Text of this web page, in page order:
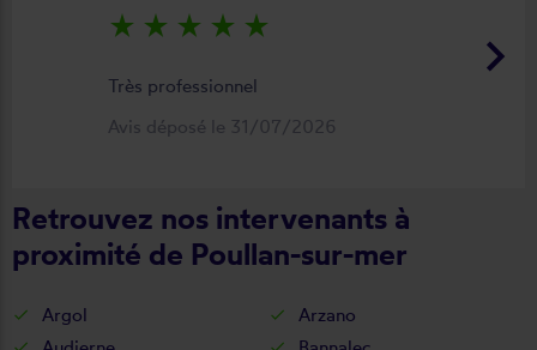
keyboard_arrow_right
star_rate star_rate star_rate star_rate star_rate
Très professionnel
Avis déposé le 31/07/2026
Retrouvez nos intervenants à
proximité de Poullan-sur-mer
Argol
Arzano